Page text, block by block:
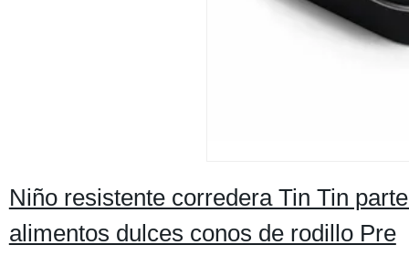
Niño resistente corredera Tin Tin
alimentos dulces conos de rodillo Pre